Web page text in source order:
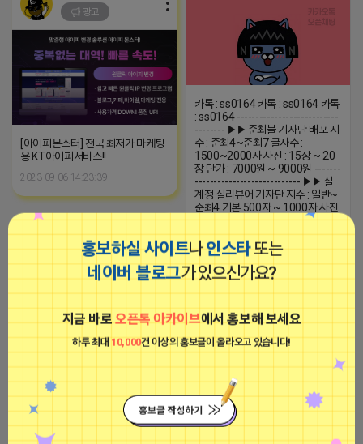
홍보하실 사이트나인스타또는
네이버 블로그가 있으신가요?
지금 바로오픈톡 아카이브에서 홍보해 보세요
하루 최대 10,000건 이상의 홍보글이 올라오고 있습니다!
카톡 : ss0164 카톡 : ss0164 카톡
: ss0164 ---------------------------
-------- ▶▶ 준최블 기자단 배포 지
수 : 준최4~준최7 글자수 :
1500~2000자 사진 : 15장 ~ 20
장 단가 : 7000원 ~ 9000원 -------
---------------------------- ▶▶ 실
계정 실리뷰어 기자단 지수 : 일반~
준최4 기본 500자 ~ 1000자 사진
5장 이상~ 1800원 ~ 2400원 프
리미엄 1000자 ~ 1300자 사진 10
장 이상~ 2000원 ~ 2600원 병의
원 / 법률 관련 300자 ~ 500자 사
진5장 이상~ 1800원~2400원 지
수: 일반 ~ 준최4 (평균 준최2~4) -
----------------------------------
▶▶ AI비실계정 UI제공 기본블
400원~ 247활성 500원~ --------
--------------------------- ▶▶ AI실
계정 A타입...
2026-04-15 12:38
광고
[아이피몬스터] 전국 최저가 마케팅
용 KT아이피서비스!!
2023-09-06 14:23:39
비공개
어보세요 :) 네이버 쇼핑에서 검색하
고 증빙만 올리면 되는 간단한 클릭
작업이에요. 5년째 꾸준히 운영 중
이라 정산도 안정적이고, 초보자도
바로 가능해요!
말썽쟁이 네오
비공개